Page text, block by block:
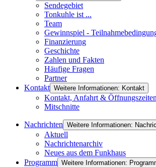
Sendegebiet
Tonkuhle ist ...
Team
Gewinnspiel -
Finanzierung
Geschichte
Zahlen und Fakten
Häufige Fragen
Partner
Kontakt Weitere Informationen: Kontakt
Kontakt, Anfahrt & Öffnungszeiten
Mitschnitte
Nachrichten Weitere Informationen:
Aktuell
Nachrichtenarchiv
Neues aus dem Funkhaus
Programm Weitere Informationen: